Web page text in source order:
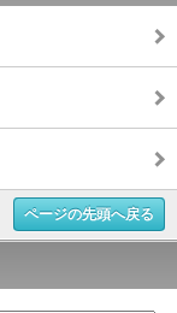
ページの先頭へ戻る